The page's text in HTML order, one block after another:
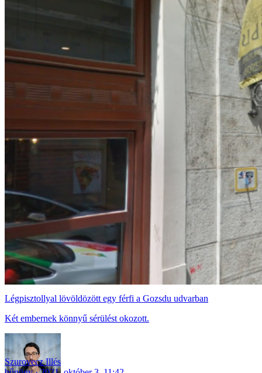
Légpisztollyal lövöldözött egy férfi a Gozsdu udvarban
Két embernek könnyű sérülést okozott.
Szurovecz Illés